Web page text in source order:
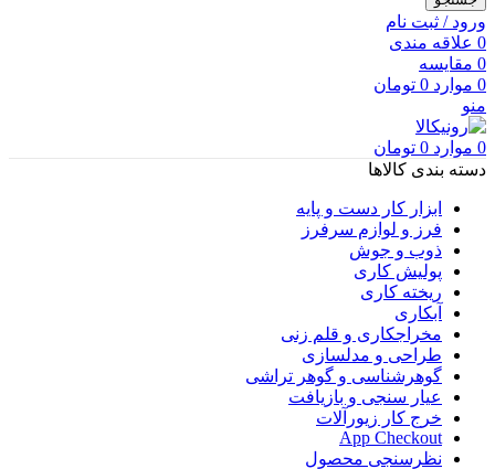
ورود / ثبت نام
0 علاقه مندی
0 مقایسه
0 موارد 0 تومان
منو
0 موارد 0 تومان
دسته بندی کالاها
ابزار کار دست و پایه
فرز و لوازم سرفرز
ذوب و جوش
پولیش کاری
ریخته کاری
آبکاری
مخراجکاری و قلم زنی
طراحی و مدلسازی
گوهرشناسی و گوهر تراشی
عیار سنجی و بازیافت
خرج کار زیورآلات
App Checkout
نظرسنجی محصول